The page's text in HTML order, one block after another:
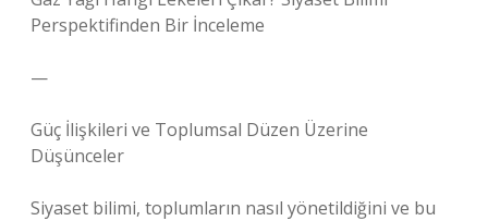
Perspektifinden Bir İnceleme
—
Güç İlişkileri ve Toplumsal Düzen Üzerine
Düşünceler
Siyaset bilimi, toplumların nasıl yönetildiğini ve bu